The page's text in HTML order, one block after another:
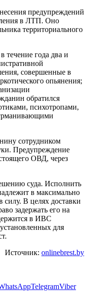
предупреждений
в ЛТП. Оно
территориального
течение года два и
совершенные в
опьянения;
обратился
психотропами,
сотрудником
Предупреждение
ОВД, через
суда. Исполнить
в максимально
силу. В целях доставки
задержать его на
в ИВС
для
Источник: onlinebrest.by
TelegramViber